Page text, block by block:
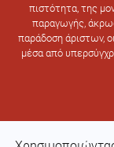
πιστότητα, της
παραγωγής,
παράδοση άριστων,
μέσα από